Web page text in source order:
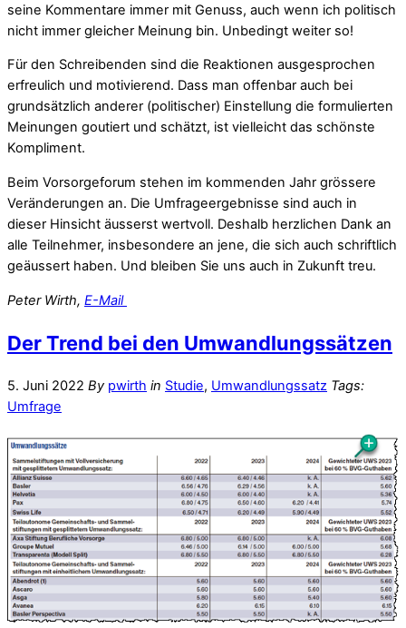
seine Kommentare immer mit Genuss, auch wenn ich politisch
nicht immer gleicher Meinung bin. Unbedingt weiter so!
Für den Schreibenden sind die Reaktionen ausgesprochen
erfreulich und motivierend. Dass man offenbar auch bei
grundsätzlich anderer (politischer) Einstellung die formulierten
Meinungen goutiert und schätzt, ist vielleicht das schönste
Kompliment.
Beim Vorsorgeforum stehen im kommenden Jahr grössere
Veränderungen an. Die Umfrageergebnisse sind auch in
dieser Hinsicht äusserst wertvoll. Deshalb herzlichen Dank an
alle Teilnehmer, insbesondere an jene, die sich auch schriftlich
geäussert haben. Und bleiben Sie uns auch in Zukunft treu.
Peter Wirth, E-Mail
Der Trend bei den Umwandlungssätzen
5. Juni 2022 By pwirth in Studie, Umwandlungssatz Tags:
Umfrage